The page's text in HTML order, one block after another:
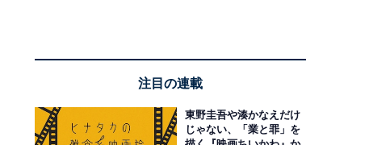
注目の連載
東野圭吾や湊かなえだけ
じゃない、「業と罪」を